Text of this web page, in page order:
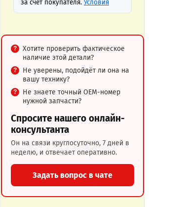
за счёт покупателя. Условия
Хотите проверить фактическое
наличие этой детали?
Не уверены, подойдёт ли она на
вашу технику?
Не знаете точный OEM-номер
нужной запчасти?
Спросите нашего онлайн-
консультанта
Он на связи круглосуточно, 7 дней в
неделю, и отвечает оперативно.
Задать вопрос в чате